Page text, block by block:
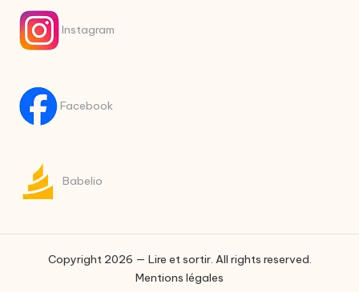
Instagram
Facebook
Babelio
Copyright 2026 — Lire et sortir. All rights reserved.
Mentions légales